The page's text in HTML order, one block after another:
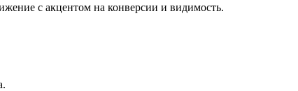
с акцентом на конверсии и видимость.